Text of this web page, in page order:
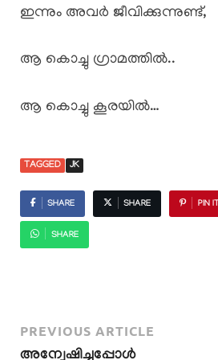
ഇന്നും അവർ ജീവിക്കുന്നുണ്ട്,
ആ കൊച്ചു ഗ്രാമത്തിൽ..
ആ കൊച്ചു കൂരയിൽ…
TAGGED JK
SHARE SHARE PIN IT
SHARE
PREVIOUS ARTICLE
അന്വേഷിച്ചപ്പോൾ